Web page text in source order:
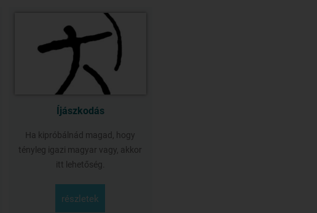
Íjászkodás
Ha kipróbálnád magad, hogy
tényleg igazi magyar vagy, akkor
itt lehetőség.
részletek